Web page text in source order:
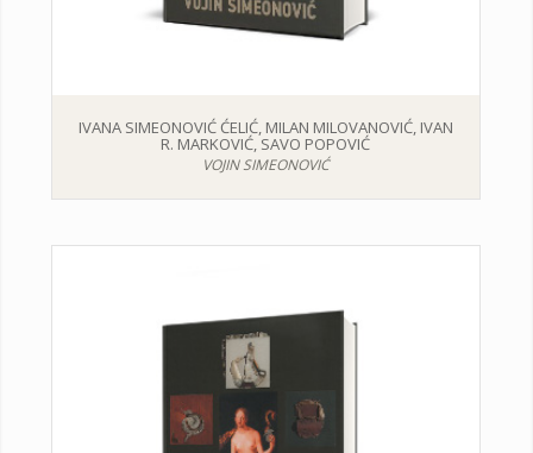
IVANA SIMEONOVIĆ ĆELIĆ, MILAN MILOVANOVIĆ, IVAN
R. MARKOVIĆ, SAVO POPOVIĆ
VOJIN SIMEONOVIĆ